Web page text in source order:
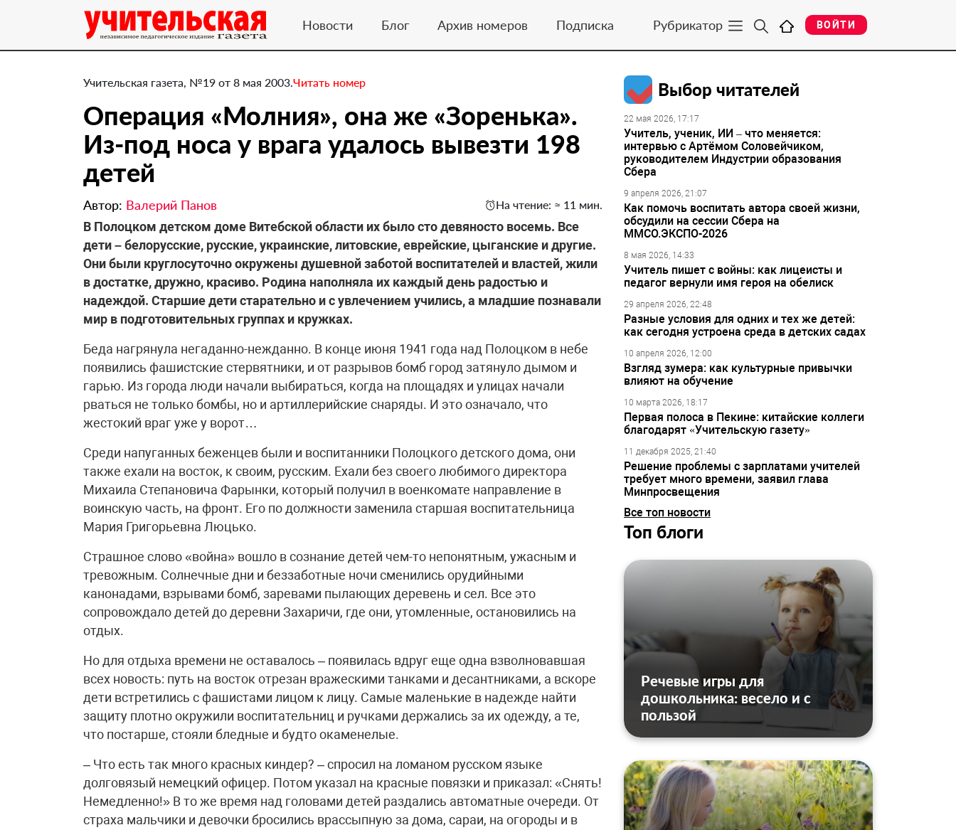
Новости Блог Архив номеров Подписка Рубрикатор ВОЙТИ
Учительская газета, №19 от 8 мая 2003.Читать номер
Операция «Молния», она же «Зоренька».
Из-под носа у врага удалось вывезти 198
детей
Автор: Валерий Панов На чтение: ≈ 11 мин.
В Полоцком детском доме Витебской области их было сто девяносто восемь. Все
дети – белорусские, русские, украинские, литовские, еврейские, цыганские и другие.
Они были круглосуточно окружены душевной заботой воспитателей и властей, жили
в достатке, дружно, красиво. Родина наполняла их каждый день радостью и
надеждой. Старшие дети старательно и с увлечением учились, а младшие познавали
мир в подготовительных группах и кружках.
Беда нагрянула негаданно-нежданно. В конце июня 1941 года над Полоцком в небе
появились фашистские стервятники, и от разрывов бомб город затянуло дымом и
гарью. Из города люди начали выбираться, когда на площадях и улицах начали
рваться не только бомбы, но и артиллерийские снаряды. И это означало, что
жестокий враг уже у ворот…
Среди напуганных беженцев были и воспитанники Полоцкого детского дома, они
также ехали на восток, к своим, русским. Ехали без своего любимого директора
Михаила Степановича Фарынки, который получил в военкомате направление в
воинскую часть, на фронт. Его по должности заменила старшая воспитательница
Мария Григорьевна Люцько.
Страшное слово «война» вошло в сознание детей чем-то непонятным, ужасным и
тревожным. Солнечные дни и беззаботные ночи сменились орудийными
канонадами, взрывами бомб, заревами пылающих деревень и сел. Все это
сопровождало детей до деревни Захаричи, где они, утомленные, остановились на
отдых.
Но для отдыха времени не оставалось – появилась вдруг еще одна взволновавшая
всех новость: путь на восток отрезан вражескими танками и десантниками, а вскоре
дети встретились с фашистами лицом к лицу. Самые маленькие в надежде найти
защиту плотно окружили воспитательниц и ручками держались за их одежду, а те,
что постарше, стояли бледные и будто окаменелые.
– Что есть так много красных киндер? – спросил на ломаном русском языке
долговязый немецкий офицер. Потом указал на красные повязки и приказал: «Снять!
Немедленно!» В то же время над головами детей раздались автоматные очереди. От
страха мальчики и девочки бросились врассыпную за дома, сараи, на огороды и в
Выбор читателей
22 мая 2026, 17:17
Учитель, ученик, ИИ – что меняется:
интервью с Артёмом Соловейчиком,
руководителем Индустрии образования
Сбера
9 апреля 2026, 21:07
Как помочь воспитать автора своей жизни,
обсудили на сессии Сбера на
ММСО.ЭКСПО-2026
8 мая 2026, 14:33
Учитель пишет с войны: как лицеисты и
педагог вернули имя героя на обелиск
29 апреля 2026, 22:48
Разные условия для одних и тех же детей:
как сегодня устроена среда в детских садах
10 апреля 2026, 12:00
Взгляд зумера: как культурные привычки
влияют на обучение
10 марта 2026, 18:17
Первая полоса в Пекине: китайские коллеги
благодарят «Учительскую газету»
11 декабря 2025, 21:40
Решение проблемы с зарплатами учителей
требует много времени, заявил глава
Минпросвещения
Все топ новости
Топ блоги
Речевые игры для
дошкольника: весело и с
пользой